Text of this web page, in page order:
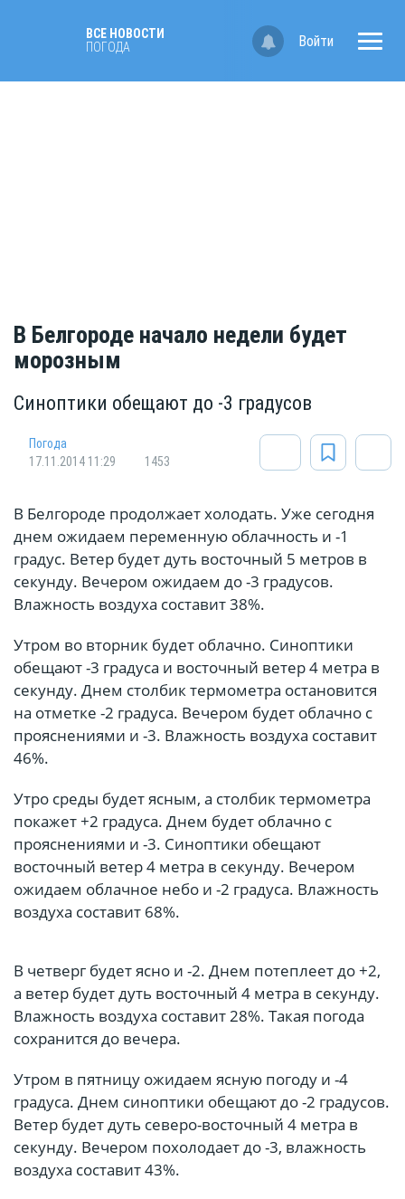
ВСЕ НОВОСТИ
ПОГОДА
Войти
В Белгороде начало недели будет
морозным
Синоптики обещают до -3 градусов
Погода
17.11.2014 11:29
1453
В Белгороде продолжает холодать. Уже сегодня
днем ожидаем переменную облачность и -1
градус. Ветер будет дуть восточный 5 метров в
секунду. Вечером ожидаем до -3 градусов.
Влажность воздуха составит 38%.
Утром во вторник будет облачно. Синоптики
обещают -3 градуса и восточный ветер 4 метра в
секунду. Днем столбик термометра остановится
на отметке -2 градуса. Вечером будет облачно с
прояснениями и -3. Влажность воздуха составит
46%.
Утро среды будет ясным, а столбик термометра
покажет +2 градуса. Днем будет облачно с
прояснениями и -3. Синоптики обещают
восточный ветер 4 метра в секунду. Вечером
ожидаем облачное небо и -2 градуса. Влажность
воздуха составит 68%.
В четверг будет ясно и -2. Днем потеплеет до +2,
а ветер будет дуть восточный 4 метра в секунду.
Влажность воздуха составит 28%. Такая погода
сохранится до вечера.
Утром в пятницу ожидаем ясную погоду и -4
градуса. Днем синоптики обещают до -2 градусов.
Ветер будет дуть северо-восточный 4 метра в
секунду. Вечером похолодает до -3, влажность
воздуха составит 43%.